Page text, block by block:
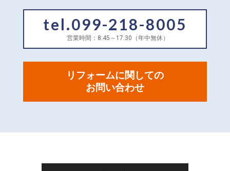
tel.099-218-8005
営業時間：8:45～17:30（年中無休）
リフォームに関しての
お問い合わせ